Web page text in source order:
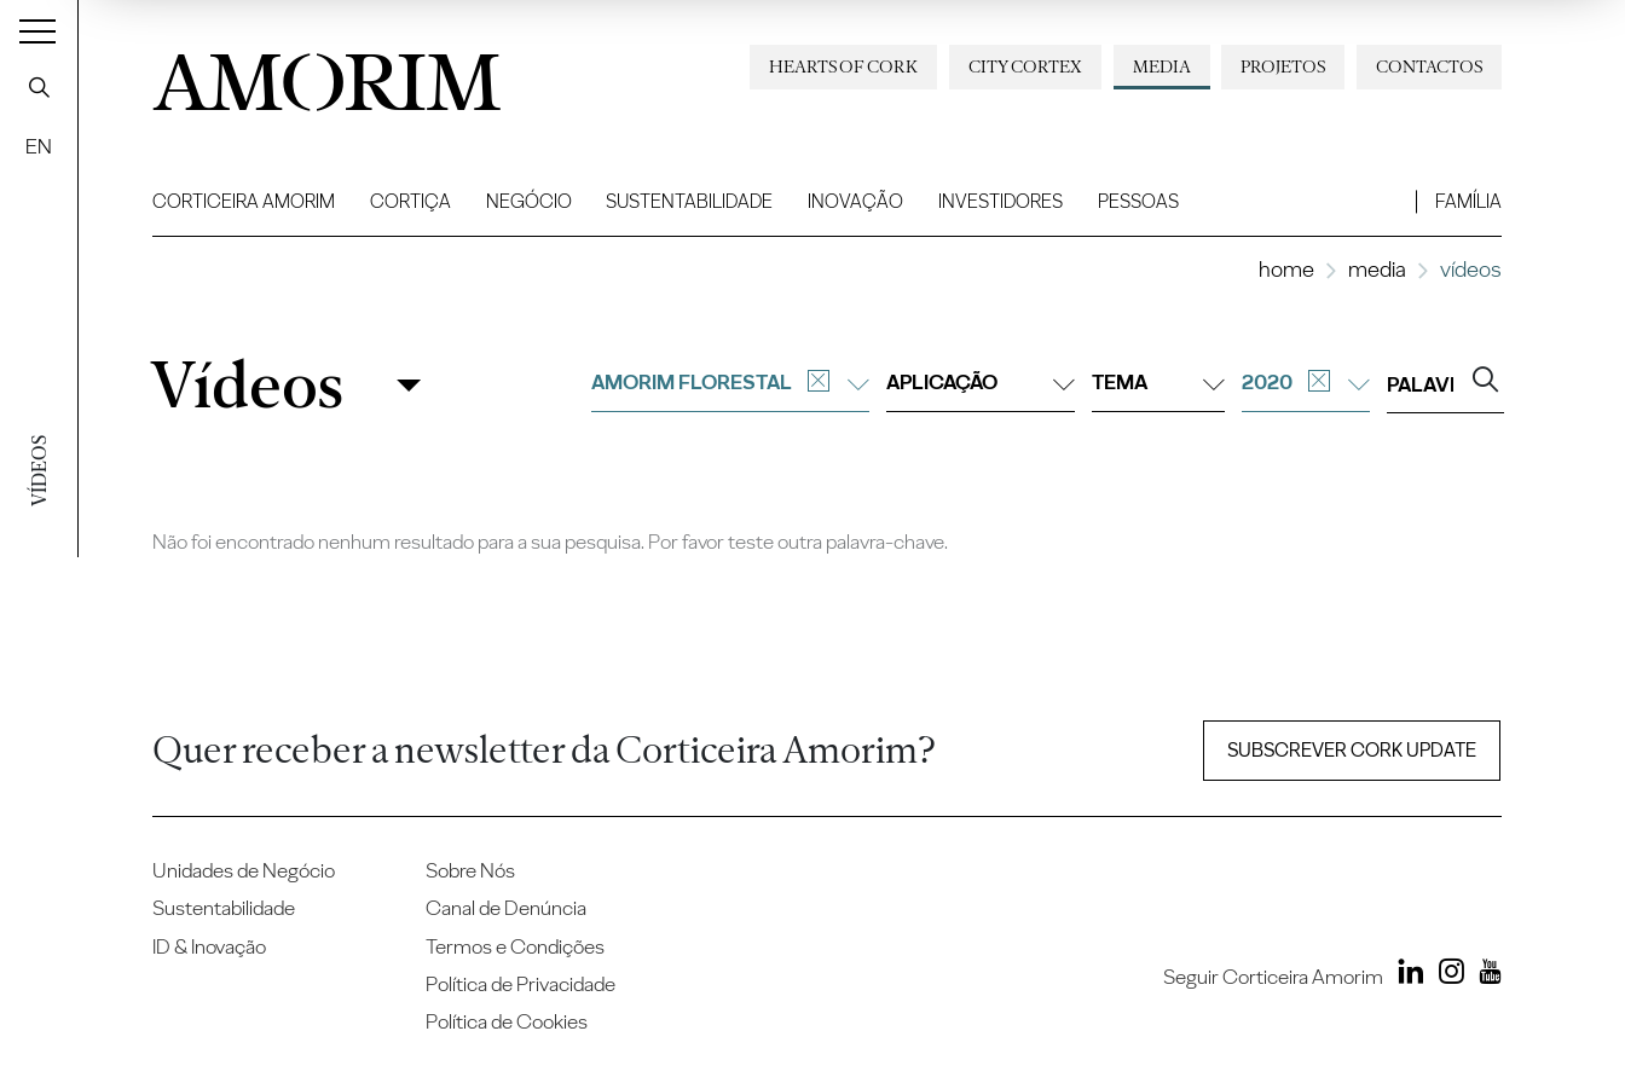
VÍDEOS
EN
AMORIM CONTACTOS
PROJETOS
MEDIA
CITY CORTEX
HEARTS OF CORK
CORTICEIRA AMORIM CORTIÇA NEGÓCIO SUSTENTABILIDADE INOVAÇÃO INVESTIDORES PESSOAS FAMÍLIA
home media vídeos
Filtrar
Vídeos AMORIM FLORESTAL APLICAÇÃO TEMA 2020
Não foi encontrado nenhum resultado para a sua pesquisa. Por favor teste outra palavra-chave.
Quer receber a newsletter da Corticeira Amorim? SUBSCREVER CORK UPDATE
Unidades de Negócio
Sustentabilidade
ID & Inovação
Sobre Nós
Canal de Denúncia
Termos e Condições
Política de Privacidade
Política de Cookies
Seguir Corticeira Amorim